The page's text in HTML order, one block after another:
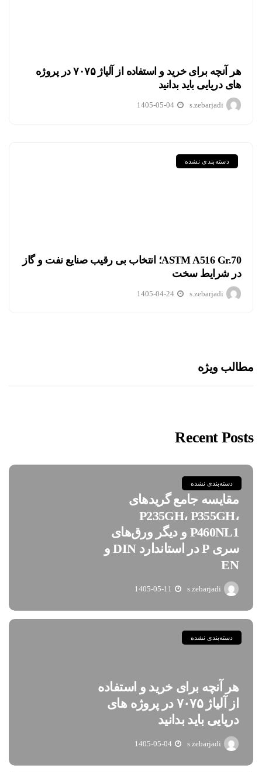
هر آنچه برای خرید و استفاده از آلیاژ ۷۰۷۵ در پروژه
های دریایی باید بدانید
s.zebarjadi
1405-05-04
دسته‌بندی نشده
ASTM A516 Gr.70؛ انتخاب بی رقیب صنایع نفت و گاز
در شرایط سخت
s.zebarjadi
1405-04-24
مطالب ویژه
Recent Posts
دسته‌بندی نشده
مقایسه جامع گریدهای
P235GH، P355GH،
P460NL1 و دیگر ورق‌های
سری P در استاندارد DIN و
EN
s.zebarjadi
1405-05-11
دسته‌بندی نشده
هر آنچه برای خرید و استفاده
از آلیاژ ۷۰۷۵ در پروژه های
دریایی باید بدانید
s.zebarjadi
1405-05-04